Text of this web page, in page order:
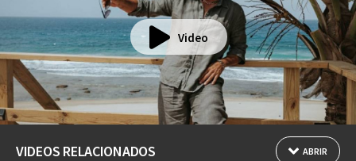
Video
VIDEOS RELACIONADOS ABRIR